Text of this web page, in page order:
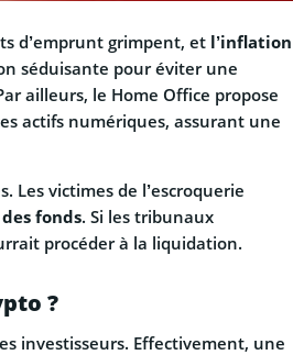
d’emprunt grimpent, et l’inflation
séduisante pour éviter une
ailleurs, le Home Office propose
actifs numériques, assurant une
Les victimes de l’escroquerie
fonds. Si les tribunaux
procéder à la liquidation.
?
investisseurs. Effectivement, une